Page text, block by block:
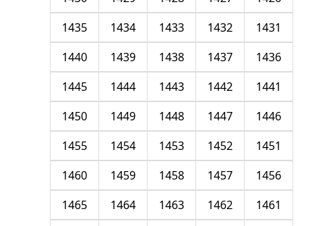
1431
1432
1433
1434
1435
1436
1437
1438
1439
1440
1441
1442
1443
1444
1445
1446
1447
1448
1449
1450
1451
1452
1453
1454
1455
1456
1457
1458
1459
1460
1461
1462
1463
1464
1465